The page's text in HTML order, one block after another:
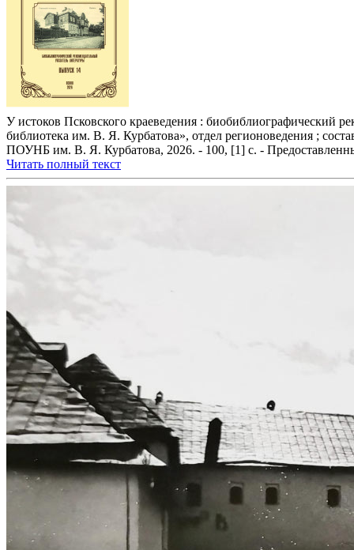
У истоков Псковского краеведения : биобиблиографический
библиотека им. В. Я. Курбатова», отдел регионоведения ;
ПОУНБ им. В. Я. Курбатова, 2026. - 100, [1] с. -
Читать полный текст